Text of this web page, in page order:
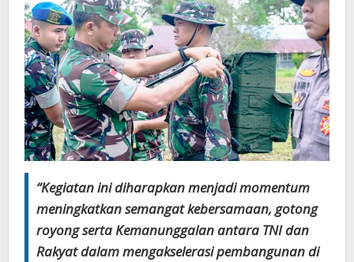
“Kegiatan ini diharapkan menjadi momentum
meningkatkan semangat kebersamaan, gotong
royong serta Kemanunggalan antara TNI dan
Rakyat dalam mengakselerasi pembangunan di